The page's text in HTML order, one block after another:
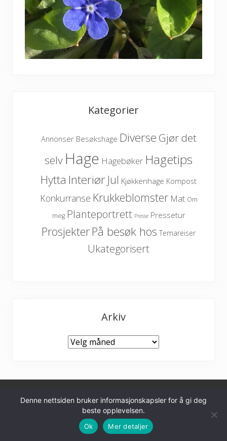
Kategorier
Annonser Besøkshage Diverse Gjør det
selv Hage Hagebøker Hagetips
Hytta Interiør Jul Kjøkkenhage Kompost
Konkurranse Krukkeblomster Mat Om
meg Planteportrett Presse Pressetur
ProsjekterPå besøk hos Temareiser
Ukategorisert
Arkiv
Arkiv
Personvernerklæring
Furulunden hageinspirasjon
Denne nettsiden bruker informasjonskapsler for å gi deg
beste opplevelsen.
Ok Mer detaljer